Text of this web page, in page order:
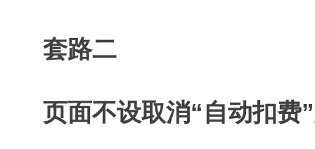
套路二
页面不设取消“自动扣费